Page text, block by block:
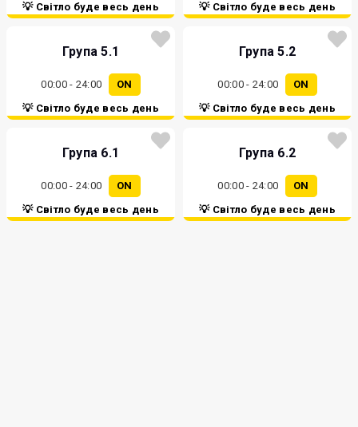
💡 Світло буде весь день
💡 Світло буде весь день
Група 5.1
00:00 - 24:00
ON
💡 Світло буде весь день
Група 5.2
00:00 - 24:00
ON
💡 Світло буде весь день
Група 6.1
00:00 - 24:00
ON
💡 Світло буде весь день
Група 6.2
00:00 - 24:00
ON
💡 Світло буде весь день